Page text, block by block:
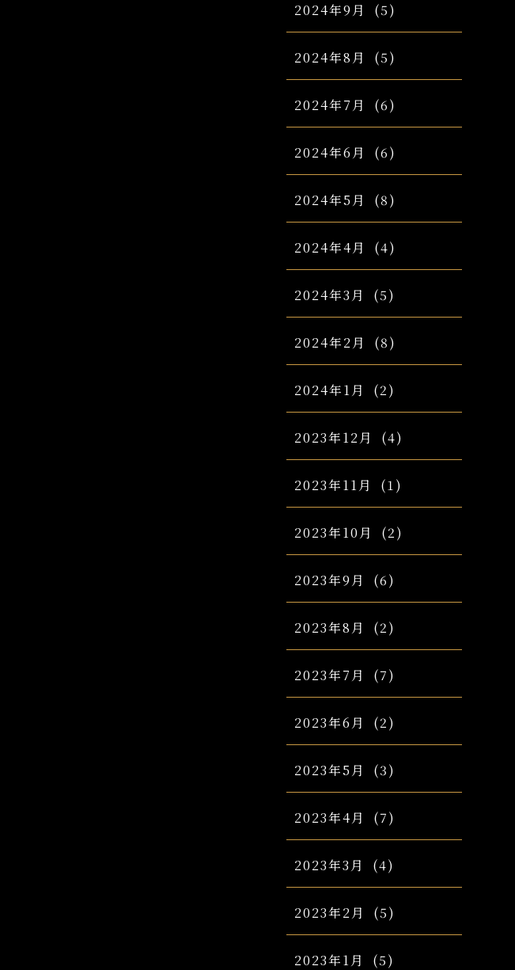
2024年9月 (5)
2024年8月 (5)
2024年7月 (6)
2024年6月 (6)
2024年5月 (8)
2024年4月 (4)
2024年3月 (5)
2024年2月 (8)
2024年1月 (2)
2023年12月 (4)
2023年11月 (1)
2023年10月 (2)
2023年9月 (6)
2023年8月 (2)
2023年7月 (7)
2023年6月 (2)
2023年5月 (3)
2023年4月 (7)
2023年3月 (4)
2023年2月 (5)
2023年1月 (5)